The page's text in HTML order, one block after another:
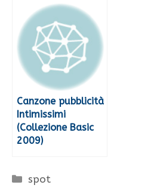
Canzone pubblicità
Intimissimi
(Collezione Basic
2009)
Categorie
spot